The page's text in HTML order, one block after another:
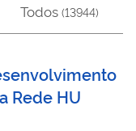
Todos (13944)
Rede HU